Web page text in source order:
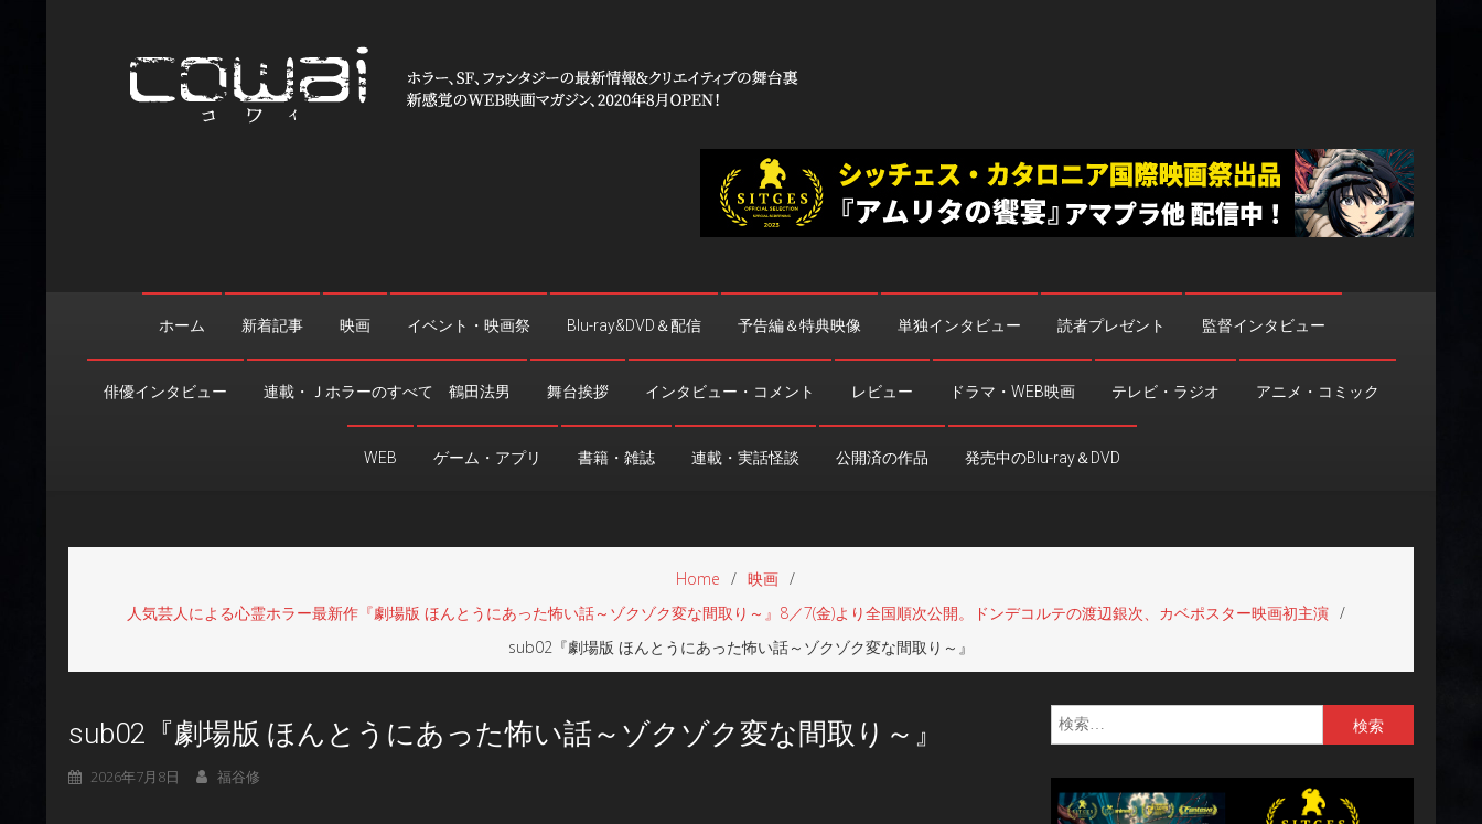
ホーム 新着記事 映画 イベント・映画祭 Blu-ray&DVD＆配信 予告編＆特典映像 単独インタビュー 読者プレゼント 監督インタビュー
俳優インタビュー 連載・Ｊホラーのすべて 鶴田法男 舞台挨拶 インタビュー・コメント レビュー ドラマ・WEB映画 テレビ・ラジオ アニメ・コミック
WEB ゲーム・アプリ 書籍・雑誌 連載・実話怪談 公開済の作品 発売中のBlu-ray＆DVD
Home
映画
人気芸人による心霊ホラー最新作『劇場版 ほんとうにあった怖い話～ゾクゾク変な間取り～』8／7(金)より全国順次公開。ドンデコルテの渡辺銀次、カベポスター映画初主演
sub02『劇場版 ほんとうにあった怖い話～ゾクゾク変な間取り～』
sub02『劇場版 ほんとうにあった怖い話～ゾクゾク変な間取り～』
2026年7月8日 福谷修
索: